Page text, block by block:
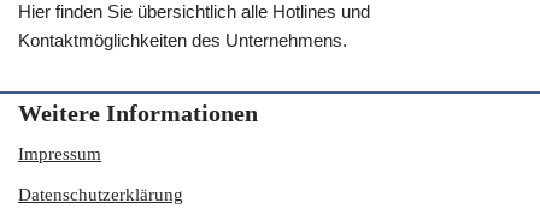
Hier finden Sie übersichtlich alle Hotlines und
Kontaktmöglichkeiten des Unternehmens.
Weitere Informationen
Impressum
Datenschutzerklärung